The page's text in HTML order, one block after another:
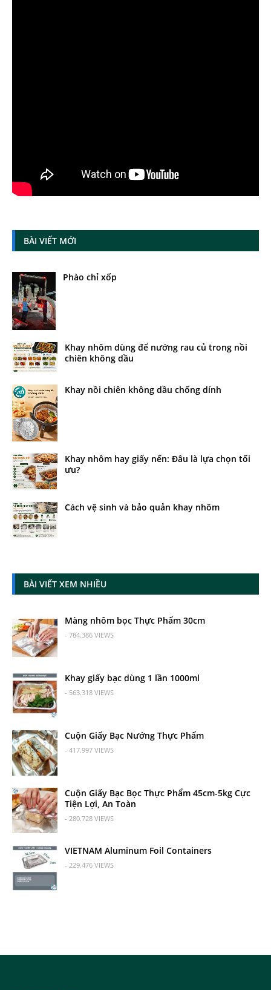
BÀI VIẾT MỚI
Phào chỉ xốp
Khay nhôm dùng để nướng rau củ trong nồi
chiên không dầu
Khay nồi chiên không dầu chống dính
Khay nhôm hay giấy nến: Đâu là lựa chọn tối
ưu?
Cách vệ sinh và bảo quản khay nhôm
BÀI VIẾT XEM NHIỀU
Màng nhôm bọc Thực Phẩm 30cm
- 784.386 VIEWS
Khay giấy bạc dùng 1 lần 1000ml
- 563.318 VIEWS
Cuộn Giấy Bạc Nướng Thực Phẩm
- 417.997 VIEWS
Cuộn Giấy Bạc Bọc Thực Phẩm 45cm-5kg Cực
Tiện Lợi, An Toàn
- 280.728 VIEWS
VIETNAM Aluminum Foil Containers
- 229.476 VIEWS